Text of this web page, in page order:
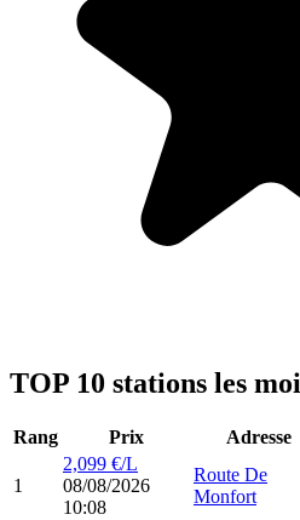
TOP 10 stations les
Rang Prix Adresse
1
2,099 €/L
08/08/2026
10:08
Route De
Monfort